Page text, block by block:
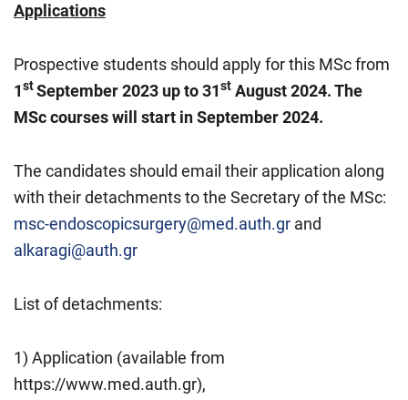
Applications
Prospective students should apply for this MSc from
1stSeptember 2023 up to 31st August 2024. The
MSc courses will start in September 2024.
The candidates should email their application along
with their detachments to the Secretary of the MSc:
msc-endoscopicsurgery@med.auth.gr and
alkaragi@auth.gr
List of detachments:
1) Application (available from
https://www.med.auth.gr),